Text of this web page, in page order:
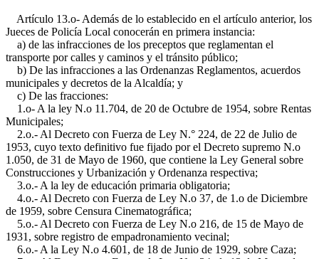
Artículo 13.o- Además de lo establecido en el artículo anterior, los
Jueces de Policía Local conocerán en primera instancia:
a) de las infracciones de los preceptos que reglamentan el
transporte por calles y caminos y el tránsito público;
b) De las infracciones a las Ordenanzas Reglamentos, acuerdos
municipales y decretos de la Alcaldía; y
c) De las fracciones:
1.o- A la ley N.o 11.704, de 20 de Octubre de 1954, sobre Rentas
Municipales;
2.o.- Al Decreto con Fuerza de Ley N.° 224, de 22 de Julio de
1953, cuyo texto definitivo fue fijado por el Decreto supremo N.o
1.050, de 31 de Mayo de 1960, que contiene la Ley General sobre
Construcciones y Urbanización y Ordenanza respectiva;
3.o.- A la ley de educación primaria obligatoria;
4.o.- Al Decreto con Fuerza de Ley N.o 37, de 1.o de Diciembre
de 1959, sobre Censura Cinematográfica;
5.o.- Al Decreto con Fuerza de Ley N.o 216, de 15 de Mayo de
1931, sobre registro de empadronamiento vecinal;
6.o.- A la Ley N.o 4.601, de 18 de Junio de 1929, sobre Caza;